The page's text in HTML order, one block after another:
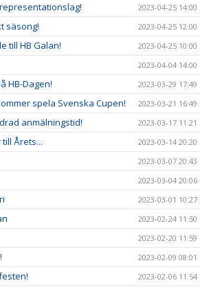
2023-04-25 14:00
säsong! 2023-04-25 12:00
till HB Galan! 2023-04-25 10:00
2023-04-04 14:00
HB-Dagen! 2023-03-29 17:49
spela Svenska Cupen! 2023-03-21 16:49
anmälningstid! 2023-03-17 11:21
Årets... 2023-03-14 20:20
2023-03-07 20:43
2023-03-04 20:06
2023-03-01 10:27
2023-02-24 11:50
2023-02-20 11:59
2023-02-09 08:01
2023-02-06 11:54